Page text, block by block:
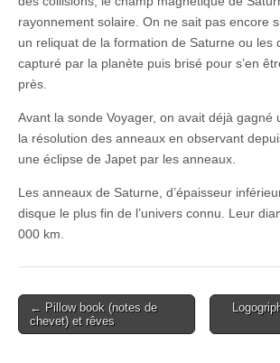
rayonnement solaire. On ne sait pas encore
un reliquat de la formation de Saturne ou les
capturé par la planète puis brisé pour s’en
près.
Avant la sonde Voyager, on avait déjà gagné
la résolution des anneaux en observant
une éclipse de Japet par les anneaux.
Les anneaux de Saturne, d’épaisseur
disque le plus fin de l’univers connu. Leur
000 km.
Post
navigation
← Pillow book (notes de
chevet) et rêves